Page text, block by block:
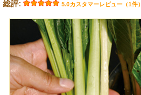
総評: 5.0カスタマーレビュー（1件）